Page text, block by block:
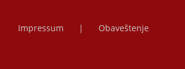
Impressum Obaveštenje